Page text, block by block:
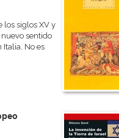
los siglos XV y
sentido
Italia. No es